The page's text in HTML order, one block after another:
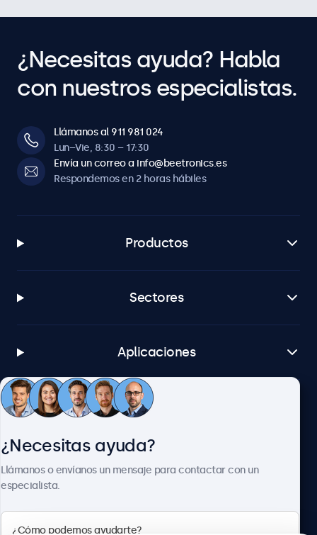
¿Necesitas ayuda? Habla
con nuestros especialistas.
Llámanos al 911 981 024
Lun–Vie, 8:30 – 17:30
Envía un correo a info@beetronics.es
Respondemos en 2 horas hábiles
Productos
Sectores
Aplicaciones
Atención al cliente
¿Necesitas ayuda?
Llámanos o envíanos un mensaje para contactar con un
especialista.